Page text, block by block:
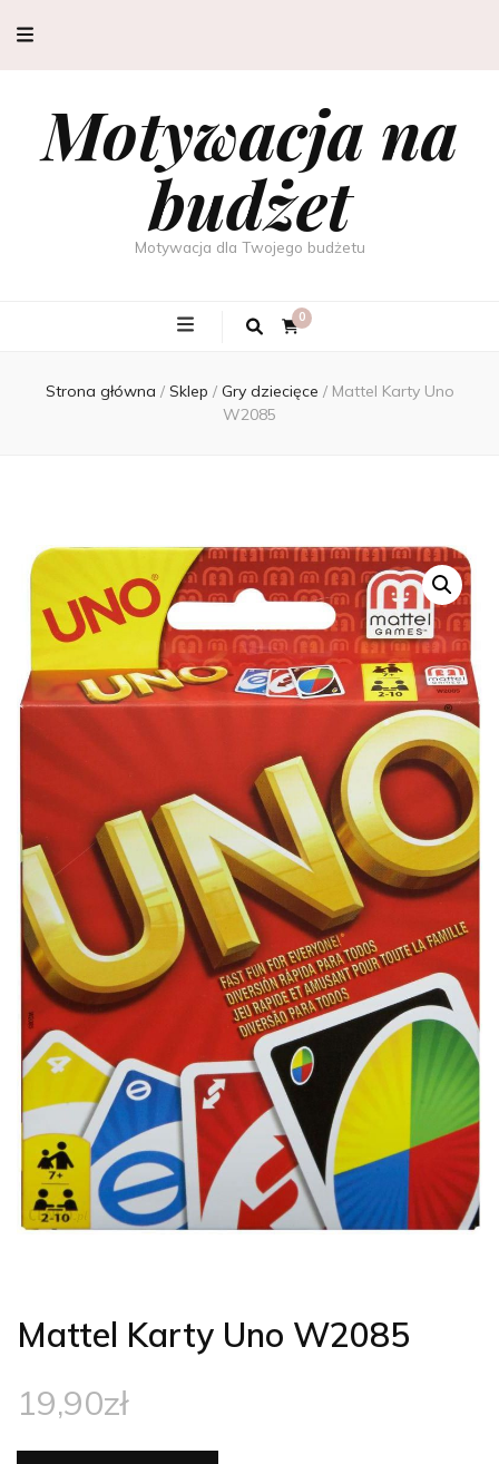
Motywacja na
budżet
Motywacja dla Twojego budżetu
0
Strona główna / Sklep / Gry dziecięce / Mattel Karty Uno
W2085
Mattel Karty Uno W2085
19,90zł